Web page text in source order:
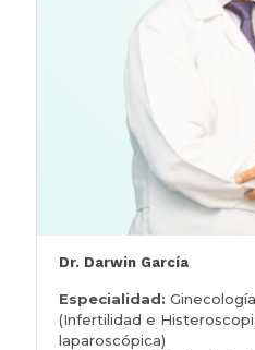
Dr. Darwin García
Especialidad:
(Infertilidad e
laparoscópica)